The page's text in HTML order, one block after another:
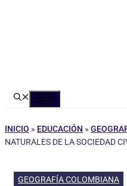
INICIO » EDUCACIÓN »
NATURALES DE LA SOCIEDAD
GEOGRAFÍA COLOMBIANA